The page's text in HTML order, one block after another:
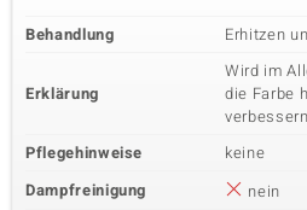
Behandlung Erhitzen
Erklärung
Wird im
die Farbe
verbessern
Pflegehinweise
keine
Dampfreinigung
nein